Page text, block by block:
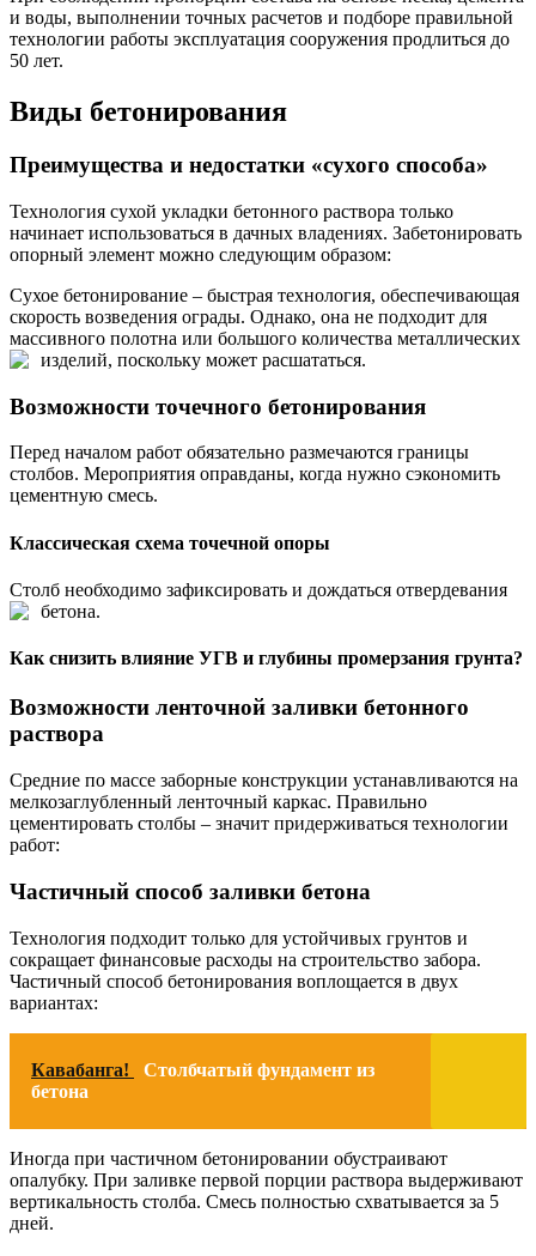
и воды, выполнении точных расчетов и подборе правильной
технологии работы эксплуатация сооружения продлиться до
50 лет.
Виды бетонирования
Преимущества и недостатки «сухого способа»
Технология сухой укладки бетонного раствора только
начинает использоваться в дачных владениях. Забетонировать
опорный элемент можно следующим образом:
Сухое бетонирование – быстрая технология, обеспечивающая
скорость возведения ограды. Однако, она не подходит для
массивного полотна или большого количества металлических
изделий, поскольку может расшататься.
Возможности точечного бетонирования
Перед началом работ обязательно размечаются границы
столбов. Мероприятия оправданы, когда нужно сэкономить
цементную смесь.
Классическая схема точечной опоры
Столб необходимо зафиксировать и дождаться отвердевания
бетона.
Как снизить влияние УГВ и глубины промерзания грунта?
Возможности ленточной заливки бетонного
раствора
Средние по массе заборные конструкции устанавливаются на
мелкозаглубленный ленточный каркас. Правильно
цементировать столбы – значит придерживаться технологии
работ:
Частичный способ заливки бетона
Технология подходит только для устойчивых грунтов и
сокращает финансовые расходы на строительство забора.
Частичный способ бетонирования воплощается в двух
вариантах:
Кавабанга!
Столбчатый фундамент из
бетона
Иногда при частичном бетонировании обустраивают
опалубку. При заливке первой порции раствора выдерживают
вертикальность столба. Смесь полностью схватывается за 5
дней.